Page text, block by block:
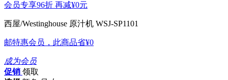
会员专享96折 再减¥0元
西屋/Westinghouse 原汁机 WSJ-SP1101
邮特惠会员，此商品省¥0
成为会员
促销 领取